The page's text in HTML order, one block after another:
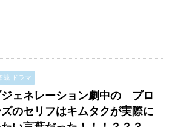
哉 ドラマ
ジェネレーション劇中の プロ
のセリフはキムタクが実際に